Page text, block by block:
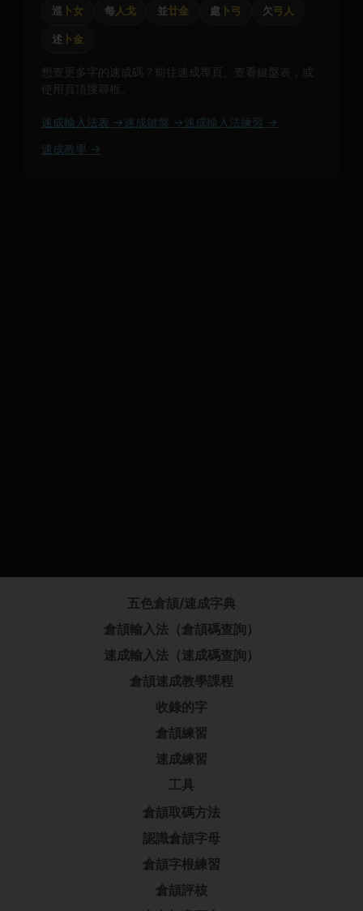
巡 卜女 每人戈 並廿金 處 卜弓 欠弓人
述 卜金
想查更多字的速成碼？前往速成專頁、查看鍵盤表，或
使用頁頂搜尋框。
速成輸入法表 → 速成鍵盤 → 速成輸入法練習 →
速成教學 →
五色倉頡/速成字典
倉頡輸入法（倉頡碼查詢）
速成輸入法（速成碼查詢）
倉頡速成教學課程
收錄的字
倉頡練習
速成練習
工具
倉頡取碼方法
認識倉頡字母
倉頡字根練習
倉頡評核